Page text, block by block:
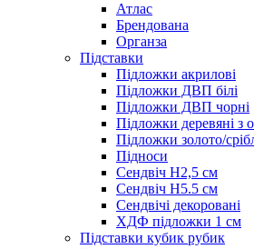
Атлас
Брендована
Органза
Підставки
Підложки акрилові
Підложки ДВП білі
Підложки ДВП чорні
Підложки деревяні з
Підложки золото/
Підноси
Сендвіч H2,5 см
Сендвіч H5.5 см
Сендвічі декоровані
ХДФ підложки 1 см
Підставки кубик рубик